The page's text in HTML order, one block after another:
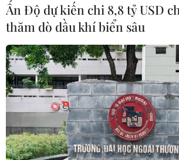
Ấn Độ dự kiến chi 8,8 tỷ USD
thăm dò dầu khí biển sâu